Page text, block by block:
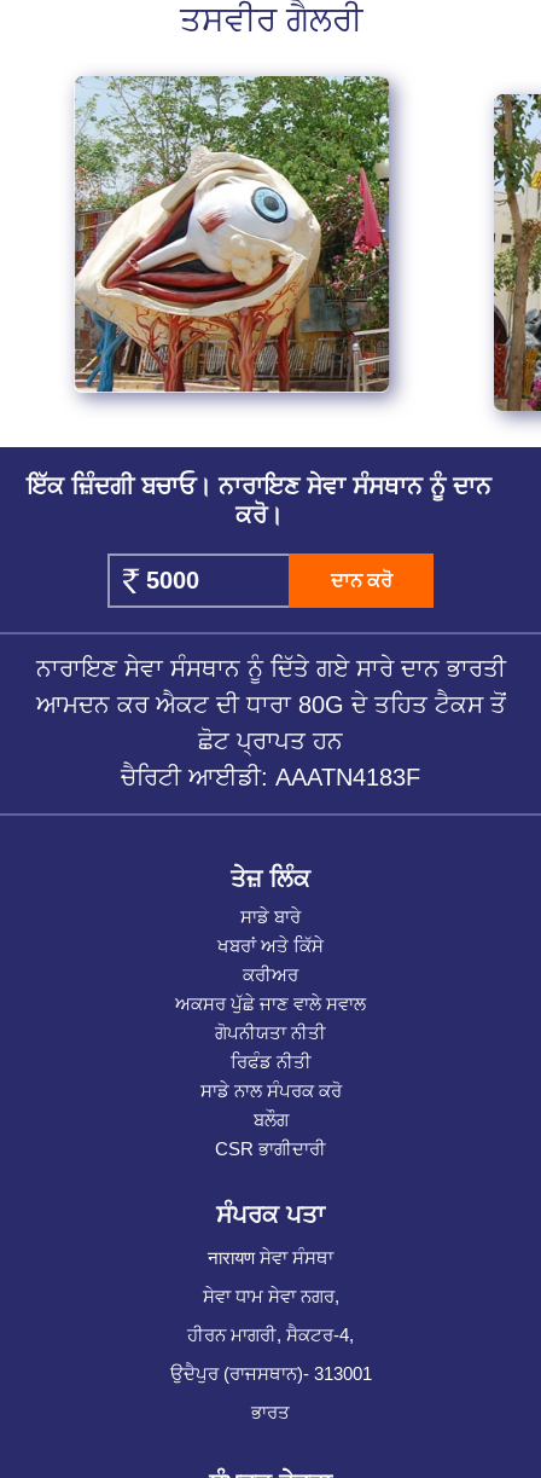
ਤਸਵੀਰ ਗੈਲਰੀ
ਇੱਕ ਜ਼ਿੰਦਗੀ ਬਚਾਓ। ਨਾਰਾਇਣ ਸੇਵਾ ਸੰਸਥਾਨ ਨੂੰ ਦਾਨ
ਕਰੋ।
ਦਾਨ ਕਰੋ
ਨਾਰਾਇਣ ਸੇਵਾ ਸੰਸਥਾਨ ਨੂੰ ਦਿੱਤੇ ਗਏ ਸਾਰੇ ਦਾਨ ਭਾਰਤੀ
ਆਮਦਨ ਕਰ ਐਕਟ ਦੀ ਧਾਰਾ 80G ਦੇ ਤਹਿਤ ਟੈਕਸ ਤੋਂ
ਛੋਟ ਪ੍ਰਾਪਤ ਹਨ
ਚੈਰਿਟੀ ਆਈਡੀ: AAATN4183F
ਤੇਜ਼ ਲਿੰਕ
ਸਾਡੇ ਬਾਰੇ
ਖਬਰਾਂ ਅਤੇ ਕਿੱਸੇ
ਕਰੀਅਰ
ਅਕਸਰ ਪੁੱਛੇ ਜਾਣ ਵਾਲੇ ਸਵਾਲ
ਗੋਪਨੀਯਤਾ ਨੀਤੀ
ਰਿਫੰਡ ਨੀਤੀ
ਸਾਡੇ ਨਾਲ ਸੰਪਰਕ ਕਰੋ
ਬਲੌਗ
CSR ਭਾਗੀਦਾਰੀ
ਸੰਪਰਕ ਪਤਾ
नारायण ਸੇਵਾ ਸੰਸਥਾ
ਸੇਵਾ ਧਾਮ ਸੇਵਾ ਨਗਰ,
ਹੀਰਨ ਮਾਗਰੀ, ਸੈਕਟਰ-4,
ਉਦੈਪੁਰ (ਰਾਜਸਥਾਨ)- 313001
ਭਾਰਤ